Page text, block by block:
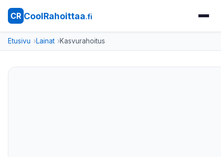
CR CoolRahoittaa.fi
Etusivu Lainat Kasvurahoitus